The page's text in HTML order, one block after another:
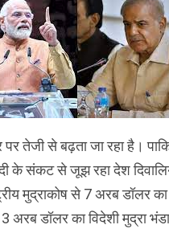
पर तेजी से बढ़ता जा रहा है।
संकट से जूझ रहा देश
मुद्राकोष से 7 अरब डॉलर का
3 अरब डॉलर का विदेशी मुद्रा